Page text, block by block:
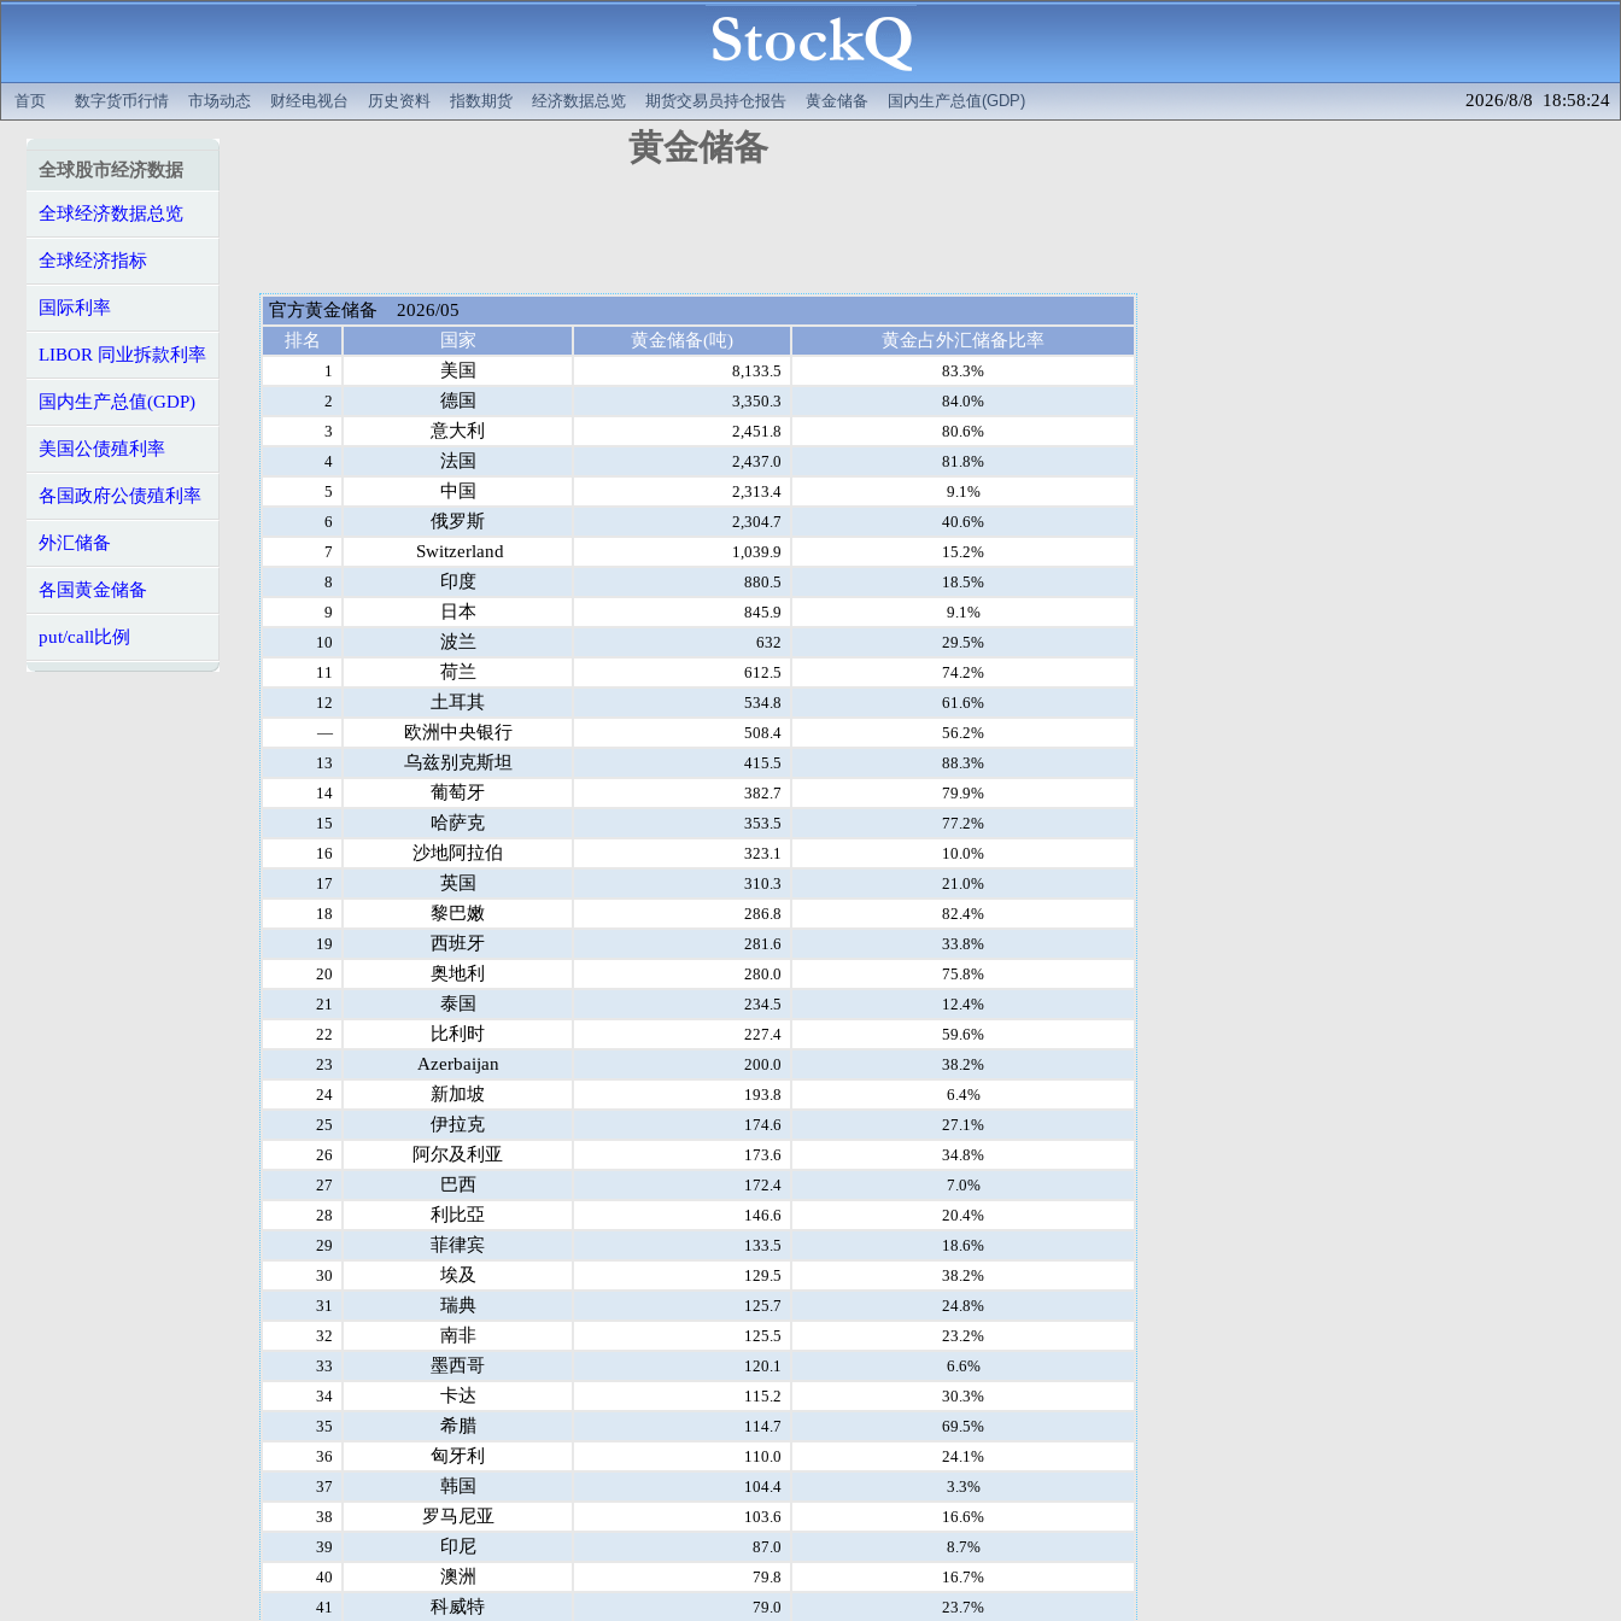
首页 数字货币行情 市场动态 财经电视台 历史资料 指数期货 经济数据总览 期货交易员持仓报告 黄金储备 国内生产总值(GDP) 2026/8/8 18:58:24
全球股市经济数据
全球经济数据总览
全球经济指标
国际利率
LIBOR 同业拆款利率
国内生产总值(GDP)
美国公债殖利率
各国政府公债殖利率
外汇储备
各国黄金储备
put/call比例
黄金储备
官方黄金储备 2026/05
排名
国家 黄金储备(吨) 黄金占外汇储备比率
1 美国 8,133.5
83.3%
2
德国 3,350.3
84.0%
3
意大利 2,451.8
80.6%
4
法国 2,437.0
81.8%
5
中国 2,313.4
9.1%
6
俄罗斯 2,304.7
40.6%
7
Switzerland 1,039.9
15.2%
8
印度 880.5
18.5%
9
日本 845.9
9.1%
10
波兰 632
29.5%
11
荷兰 612.5
74.2%
12
土耳其 534.8
61.6%
—
欧洲中央银行 508.4
56.2%
13
乌兹别克斯坦 415.5
88.3%
14
葡萄牙 382.7
79.9%
15
哈萨克 353.5
77.2%
16
沙地阿拉伯 323.1
10.0%
17
英国 310.3
21.0%
18
黎巴嫩 286.8
82.4%
19
西班牙 281.6
33.8%
20
奥地利 280.0
75.8%
21
泰国 234.5
12.4%
22
比利时 227.4
59.6%
23
Azerbaijan 200.0
38.2%
24
新加坡 193.8
6.4%
25
伊拉克 174.6
27.1%
26
阿尔及利亚 173.6
34.8%
27
巴西 172.4
7.0%
28
利比亞 146.6
20.4%
29
菲律宾 133.5
18.6%
30
埃及 129.5
38.2%
31
瑞典 125.7
24.8%
32
南非 125.5
23.2%
33
墨西哥 120.1
6.6%
34
卡达 115.2
30.3%
35
希腊 114.7
69.5%
36
匈牙利 110.0
24.1%
37
韩国 104.4
3.3%
38
罗马尼亚 103.6
16.6%
39
印尼 87.0
8.7%
40
澳洲 79.8
16.7%
41
科威特 79.0 23.7%